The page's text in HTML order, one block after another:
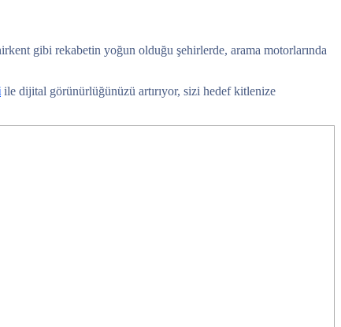
gibi rekabetin yoğun olduğu şehirlerde, arama motorlarında
ile dijital görünürlüğünüzü artırıyor, sizi hedef kitlenize